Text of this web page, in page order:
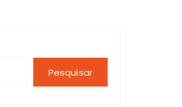
Pesquisar